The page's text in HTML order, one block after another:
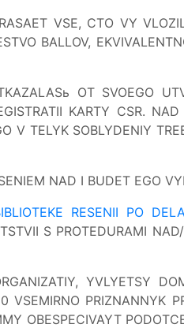
VSE, CTO VY
BALLOV,
OT SVOEGO
KARTY CSR.
V TELYK SOBLYDENIY
NAD I BUDET EGO
RESENII PO
S PROTEDURAMI
YVLYETSY
PRIZNANNYK
OBESPECIVAYT